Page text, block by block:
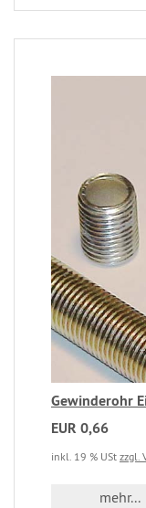
Gewinderohr
EUR 0,66
inkl. 19 % USt zzgl.
mehr...